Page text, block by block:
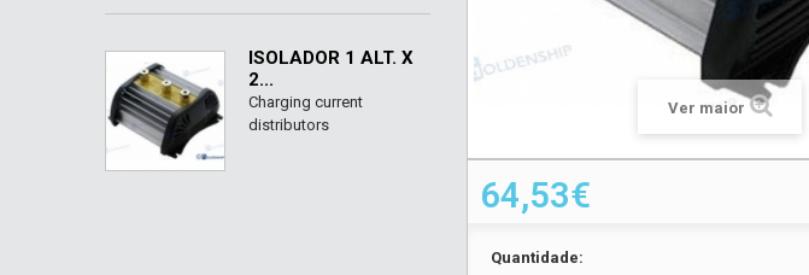
ISOLADOR 1 ALT. X
2...
Charging current
distributors
Ver maior
64,53€
Quantidade: